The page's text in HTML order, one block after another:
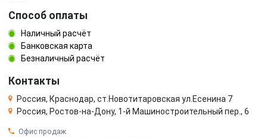
Способ оплаты
Наличный расчёт
Банковская карта
Безналичный расчёт
Контакты
Россия, Краснодар, ст.Новотитаровская ул.Есенина 7
Россия, Ростов-на-Дону, 1-й Машиностроительный пер., 6
Офис продаж